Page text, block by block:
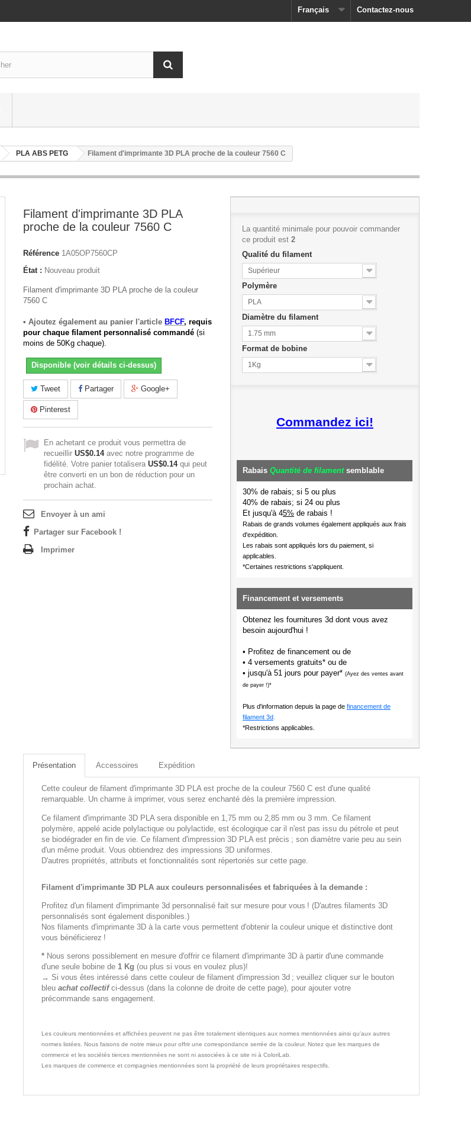
Contactez-nous
Français
PLA ABS PETG Filament d'imprimante 3D PLA proche de la couleur 7560 C
Filament d'imprimante 3D PLA
proche de la couleur 7560 C
Référence 1A05OP7560CP
État : Nouveau produit
Filament d'imprimante 3D PLA proche de la couleur
7560 C
• Ajoutez également au panier l'article BFCF, requis
pour chaque filament personnalisé commandé (si
moins de 50Kg chaque).
Disponible (voir détails ci-dessus)
Tweet Partager Google+
Pinterest
En achetant ce produit vous permettra de
recueillir US$0.14avec notre programme de
fidélité. Votre panier totalisera US$0.14qui peut
être converti en un bon de réduction pour un
prochain achat.
Envoyer à un ami
Partager sur Facebook !
Imprimer
La quantité minimale pour pouvoir commander
ce produit est 2
Qualité du filament
Supérieur
Polymère
PLA
Diamètre du filament
1.75 mm
Format de bobine
1Kg
Commandez ici!
Rabais Quantité de filamentsemblable
30% de rabais; si 5 ou plus
40% de rabais; si 24 ou plus
Et jusqu'à 45% de rabais !
Rabais de grands volumes également appliqués aux frais
d'expédition.
Les rabais sont appliqués lors du paiement, si
applicables.
*Certaines restrictions s'appliquent.
Financement et versements
Obtenez les fournitures 3d dont vous avez
besoin aujourd'hui !
• Profitez de financement ou de
• 4 versements gratuits* ou de
• jusqu'à 51 jours pour payer* (Ayez des ventes avant
de payer !)*
Plus d'information depuis la page de financement de
filament 3d.
*Restrictions applicables.
Présentation Accessoires Expédition
Cette couleur de filament d'imprimante 3D PLA est proche de la couleur 7560 C est d'une qualité
remarquable. Un charme à imprimer, vous serez enchanté dès la première impression.
Ce filament d'imprimante 3D PLA sera disponible en 1,75 mm ou 2,85 mm ou 3 mm. Ce filament
polymère, appelé acide polylactique ou polylactide, est écologique car il n'est pas issu du pétrole et peut
se biodégrader en fin de vie. Ce filament d'impression 3D PLA est précis ; son diamètre varie peu au sein
d'un même produit. Vous obtiendrez des impressions 3D uniformes.
D'autres propriétés, attributs et fonctionnalités sont répertoriés sur cette page.
Filament d'imprimante 3D PLA aux couleurs personnalisées et fabriquées à la demande :
Profitez d'un filament d'imprimante 3d personnalisé fait sur mesure pour vous ! (D'autres filaments 3D
personnalisés sont également disponibles.)
Nos filaments d'imprimante 3D à la carte vous permettent d'obtenir la couleur unique et distinctive dont
vous bénéficierez !
* Nous serons possiblement en mesure d'offrir ce filament d'imprimante 3D à partir d'une commande
d'une seule bobine de 1 Kg (ou plus si vous en voulez plus)!
→ Si vous êtes intéressé dans cette couleur de filament d'impression 3d ; veuillez cliquer sur le bouton
bleu achat collectifci-dessus (dans la colonne de droite de cette page), pour ajouter votre
précommande sans engagement.
Les couleurs mentionnées et affichées peuvent ne pas être totalement identiques aux normes mentionnées ainsi qu'aux autres
normes listées. Nous faisons de notre mieux pour offrir une correspondance serrée de la couleur. Notez que les marques de
commerce et les sociétés tierces mentionnées ne sont ni associées à ce site ni à ColoriLab.
Les marques de commerce et compagnies mentionnées sont la propriété de leurs propriétaires respectifs.